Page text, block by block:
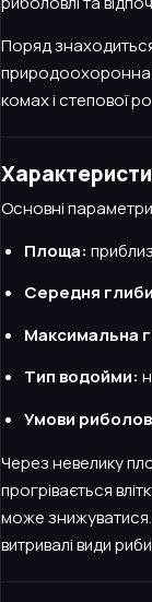
Поряд
природоохоронна
комах і степової
Основні
Площа:
Середня
Максимальна
Тип водойми:
Умови
Через невелику
прогрівається
може
витривалі види